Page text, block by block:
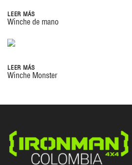
LEER MÁS
Winche de mano
LEER MÁS
Winche Monster